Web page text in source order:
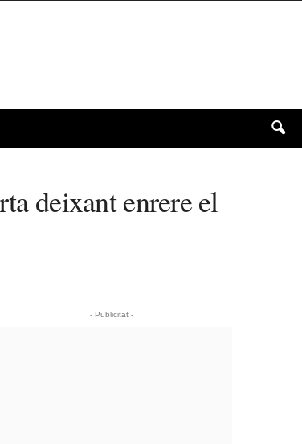
deixant enrere el
- Publicitat -